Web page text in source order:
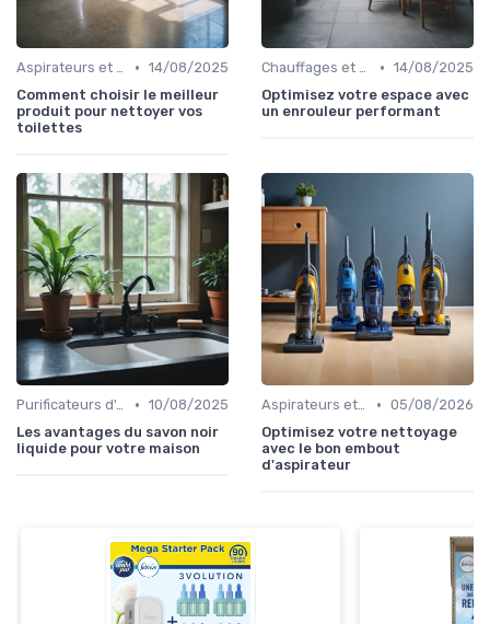
Aspirateurs et Nettoyeurs • 14/08/2025
Comment choisir le meilleur
produit pour nettoyer vos
toilettes
Chauffages et Climatiseurs • 14/08/2025
Optimisez votre espace avec
un enrouleur performant
Purificateurs d'Air et Humidificateurs • 10/08/2025
Les avantages du savon noir
liquide pour votre maison
Aspirateurs et Nettoyeurs • 05/08/2026
Optimisez votre nettoyage
avec le bon embout
d'aspirateur